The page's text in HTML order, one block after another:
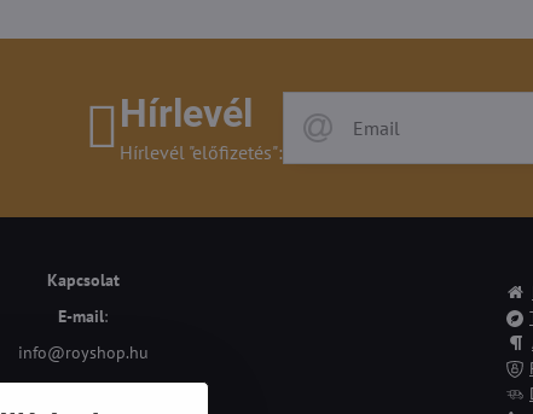
Hírlevél
Hírlevél "előfizetés":
Kapcsolat
E-mail:
info@royshop.hu